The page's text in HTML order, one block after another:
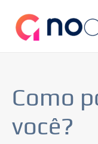
Como
você?